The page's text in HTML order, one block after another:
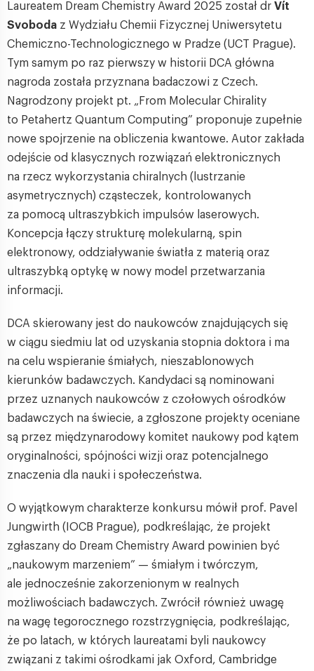
Laureatem Dream Chemistry Award 2025 został dr Vít
Svoboda z Wydziału Chemii Fizycznej Uniwersytetu
Chemiczno-Technologicznego w Pradze (UCT Prague).
Tym samym po raz pierwszy w historii DCA główna
nagroda została przyznana badaczowi z Czech.
Nagrodzony projekt pt. „From Molecular Chirality
to Petahertz Quantum Computing” proponuje zupełnie
nowe spojrzenie na obliczenia kwantowe. Autor zakłada
odejście od klasycznych rozwiązań elektronicznych
na rzecz wykorzystania chiralnych (lustrzanie
asymetrycznych) cząsteczek, kontrolowanych
za pomocą ultraszybkich impulsów laserowych.
Koncepcja łączy strukturę molekularną, spin
elektronowy, oddziaływanie światła z materią oraz
ultraszybką optykę w nowy model przetwarzania
informacji.
DCA skierowany jest do naukowców znajdujących się
w ciągu siedmiu lat od uzyskania stopnia doktora i ma
na celu wspieranie śmiałych, nieszablonowych
kierunków badawczych. Kandydaci są nominowani
przez uznanych naukowców z czołowych ośrodków
badawczych na świecie, a zgłoszone projekty oceniane
są przez międzynarodowy komitet naukowy pod kątem
oryginalności, spójności wizji oraz potencjalnego
znaczenia dla nauki i społeczeństwa.
O wyjątkowym charakterze konkursu mówił prof. Pavel
Jungwirth (IOCB Prague), podkreślając, że projekt
zgłaszany do Dream Chemistry Award powinien być
„naukowym marzeniem” — śmiałym i twórczym,
ale jednocześnie zakorzenionym w realnych
możliwościach badawczych. Zwrócił również uwagę
na wagę tegorocznego rozstrzygnięcia, podkreślając,
że po latach, w których laureatami byli naukowcy
związani z takimi ośrodkami jak Oxford, Cambridge